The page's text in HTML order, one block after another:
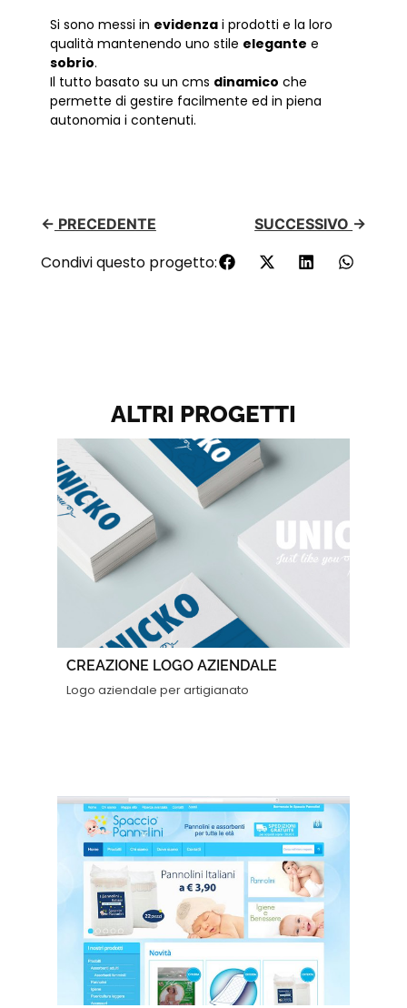
Si sono messi in evidenzai prodotti e la loro
qualità mantenendo uno stile elegante e
sobrio.
Il tutto basato su un cms dinamico che
permette di gestire facilmente ed in piena
autonomia i contenuti.
← PRECEDENTE SUCCESSIVO →
Condivi questo progetto:
ALTRI PROGETTI
CREAZIONE LOGO AZIENDALE
Logo aziendale per artigianato